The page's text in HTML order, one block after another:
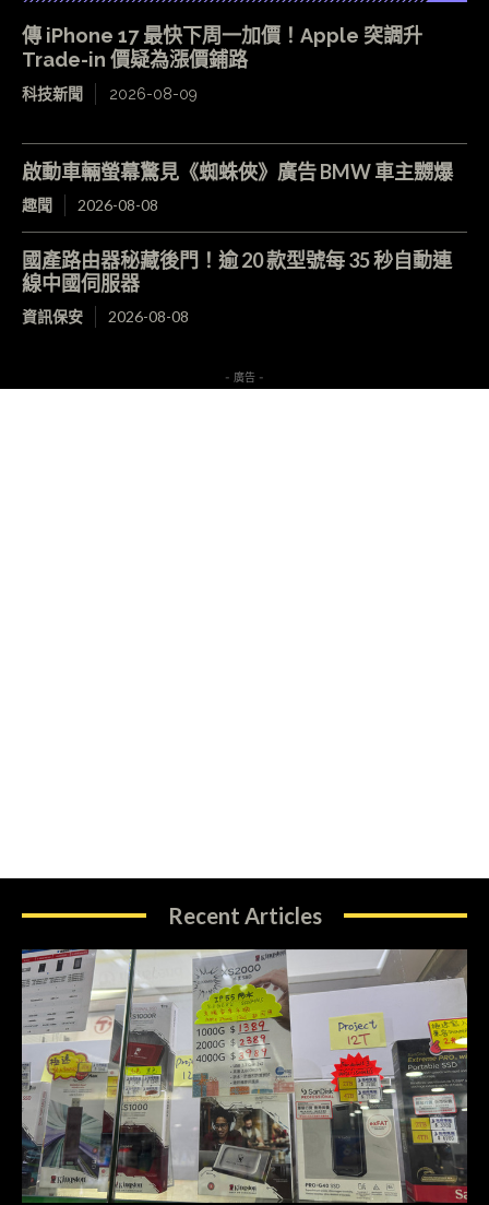
傳 iPhone 17 最快下周一加價！Apple 突調升
Trade-in 價疑為漲價鋪路
科技新聞 2026-08-09
啟動車輛螢幕驚見《蜘蛛俠》廣告 BMW 車主嬲爆
趣聞 2026-08-08
國產路由器秘藏後門！逾 20 款型號每 35 秒自動連
線中國伺服器
資訊保安 2026-08-08
- 廣告 -
Recent Articles